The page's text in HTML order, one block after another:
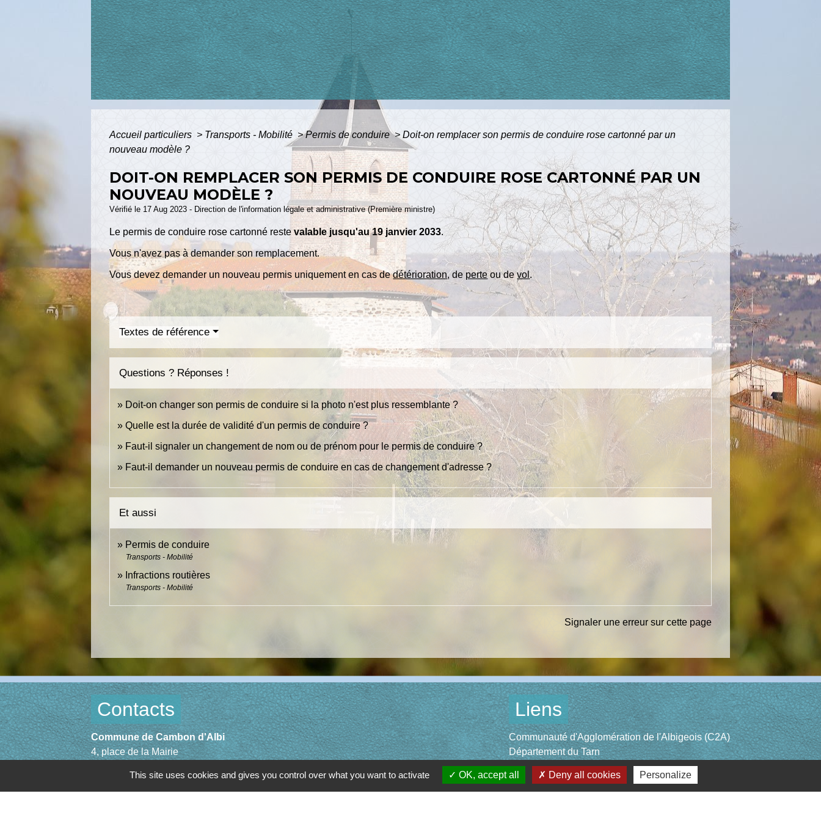
Accueil particuliers > Transports - Mobilité > Permis de conduire> Doit-on remplacer son permis de conduire rose cartonné par un
nouveau modèle ?
DOIT-ON REMPLACER SON PERMIS DE CONDUIRE ROSE CARTONNÉ PAR UN
NOUVEAU MODÈLE ?
Vérifié le 17 Aug 2023 - Direction de l'information légale et administrative (Première ministre)
Le permis de conduire rose cartonné restevalable jusqu'au 19 janvier 2033.
Vous n'avez pas à demander son remplacement.
Vous devez demander un nouveau permis uniquement en cas dedétérioration, deperteou devol .
Textes de référence
Questions ? Réponses !
Doit-on changer son permis de conduire si la photo n'est plus ressemblante ?
Quelle est la durée de validité d'un permis de conduire ?
Faut-il signaler un changement de nom ou de prénom pour le permis de conduire ?
Faut-il demander un nouveau permis de conduire en cas de changement d'adresse ?
Et aussi
Permis de conduire
Transports - Mobilité
Infractions routières
Transports - Mobilité
Signaler une erreur sur cette page
Contacts
Commune de Cambon d'Albi
4, place de la Mairie
+33 5 63 53 00 00
Liens
Communauté d'Agglomération de l'Albigeois (C2A)
Département du Tarn
Région Occitanie
Préfecture du Tarn
This site uses cookies and gives you control over what you want to activate OK, accept all Deny all cookies Personalize